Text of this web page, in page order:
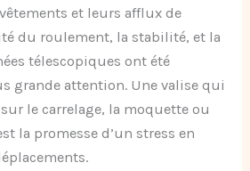
et leurs afflux de
du roulement, la stabilité, et la
télescopiques ont été
grande attention. Une valise qui
le carrelage, la moquette ou
la promesse d’un stress en